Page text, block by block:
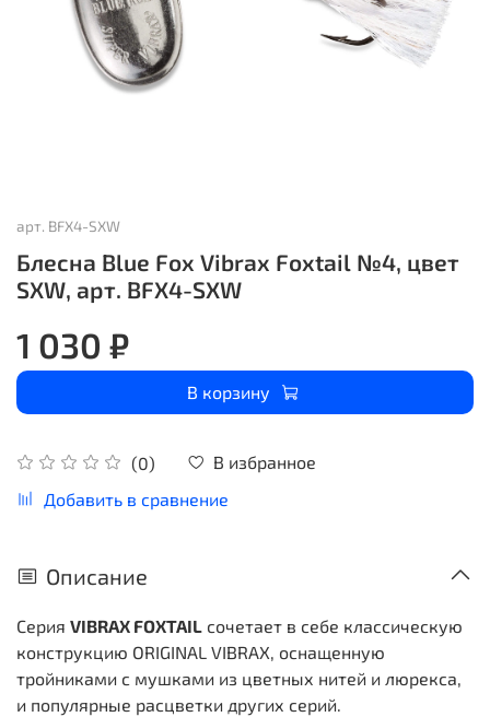
арт. BFX4-SXW
Блесна Blue Fox Vibrax Foxtail №4, цвет
SXW, арт. BFX4-SXW
(0)
В избранное
Добавить в сравнение
1 030 ₽
В корзину
Описание
Серия VIBRAX FOXTAIL сочетает в себе классическую
конструкцию ORIGINAL VIBRAX, оснащенную
тройниками с мушками из цветных нитей и люрекса,
и популярные расцветки других серий.